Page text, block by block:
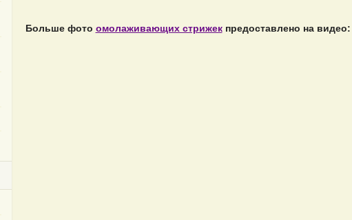
Больше фото омолаживающих стрижекпредоставлено на видео: